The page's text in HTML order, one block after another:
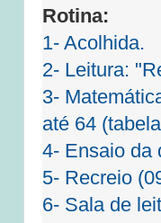
Rotina:
1- Acolhida.
2- Leitura:
3-
até 64
4- Ensaio da
5- Recreio
6- Sala de